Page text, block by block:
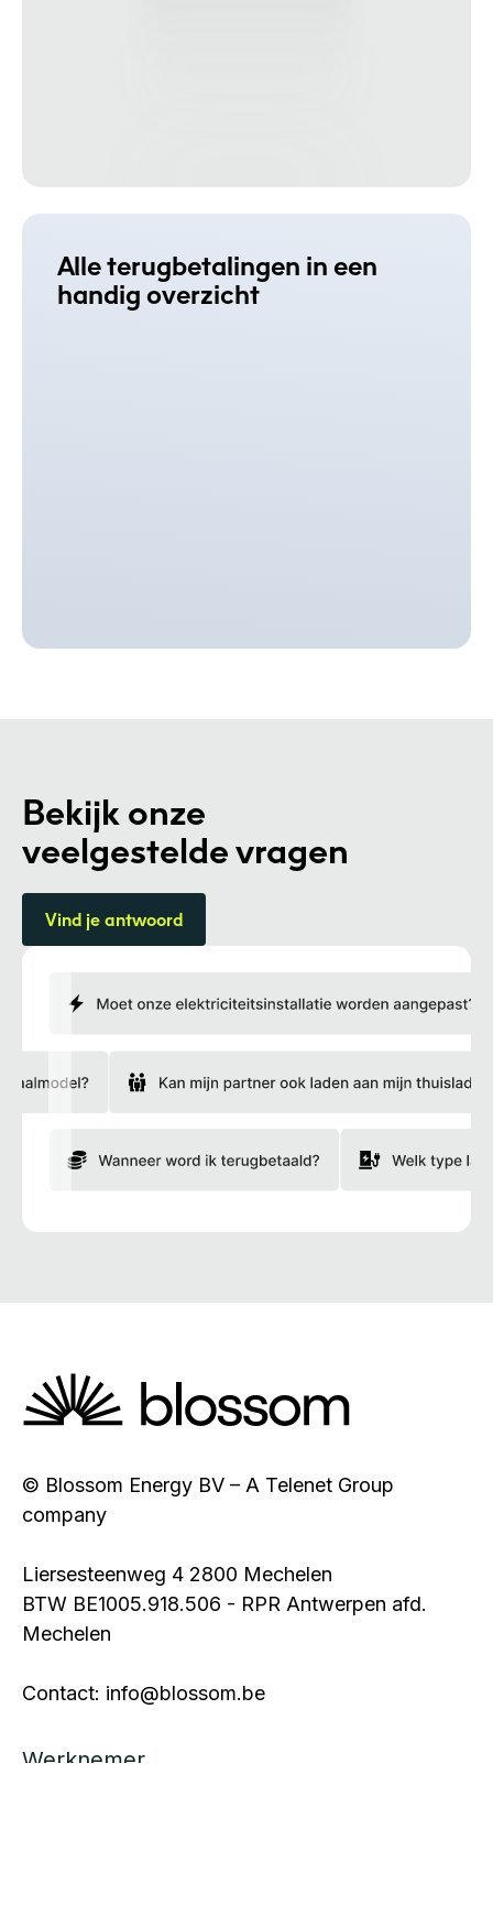
Alle terugbetalingen in een
handig overzicht
Bekijk onze
veelgestelde vragen
Vind je antwoord
© Blossom Energy BV – A Telenet Group
company
Liersesteenweg 4 2800 Mechelen
BTW BE1005.918.506 - RPR Antwerpen afd.
Mechelen
Contact: info@blossom.be
Werknemer